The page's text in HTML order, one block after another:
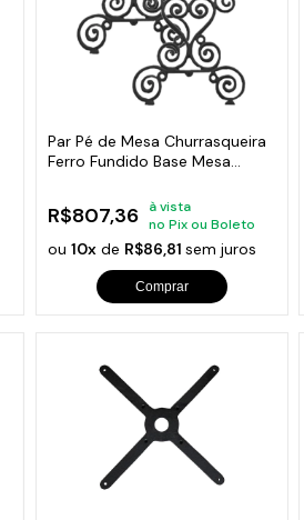
Par Pé de Mesa Churrasqueira
Ferro Fundido Base Mesa
R$807,36
à vista
no Pix ou Boleto
ou 10xde R$86,81 sem juros
Comprar